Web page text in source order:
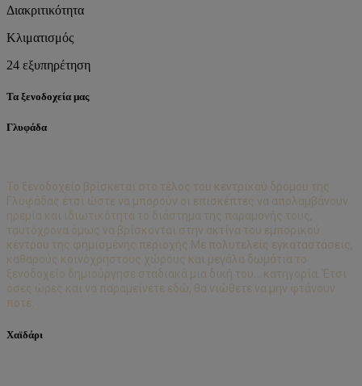
Διακριτικότητα
Κλιματισμός
24 εξυπηρέτηση
Τα ξενοδοχεία μας
Γλυφάδα
Το ξενοδοχείο βρίσκεται στο τέλος του κεντρικού δρόμου της
Γλυφάδας έτσι ώστε να μπορούν οι επισκέπτες να απολαμβάνουν
ηρεμία και ιδιωτικότητα το διάστημα της παραμονής τους,
ταυτόχρονα όμως να βρίσκονται στην ακτίνα του εμπορικού
κέντρου της φημισμένης περιοχής.Με πολυτελείς εγκαταστάσεις,
καθαρούς κοινόχρηστους χώρους και μεγάλα δωμάτια το
ξενοδοχείο δημιούργησε σταδιακά μια δική του... κατηγορία. Έτσι
όσες ώρες και να παραμείνετε εδώ, θα νιώθετε να μην φτάνουν
ποτέ.
Χαϊδάρι